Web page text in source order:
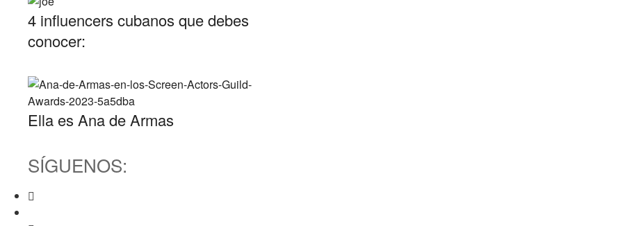
4 influencers cubanos que debes
conocer:
Ella es Ana de Armas
SÍGUENOS: